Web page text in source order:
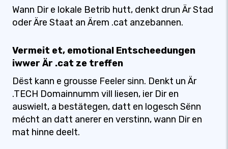
Wann Dir e lokale Betrib hutt, denkt drun Är Stad
oder Äre Staat an Ärem .cat anzebannen.
Vermeit et, emotional Entscheedungen
iwwer Är .cat ze treffen
Dëst kann e grousse Feeler sinn. Denkt un Är
.TECH Domainnumm vill liesen, ier Dir en
auswielt, a bestätegen, datt en logesch Sënn
mécht an datt anerer en verstinn, wann Dir en
mat hinne deelt.